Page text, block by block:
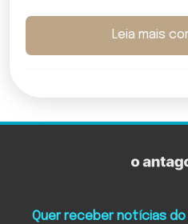
Leia mais
Quer receber notícias